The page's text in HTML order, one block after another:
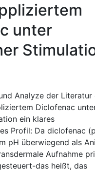
unter
Analyze der Literatur
Diclofenac
ein klares
Profil: Da ⁤diclofenac
pH überwiegend als
Aufnahme
das heißt, das